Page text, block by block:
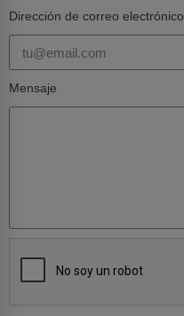
Dirección de correo electrónico
Mensaje